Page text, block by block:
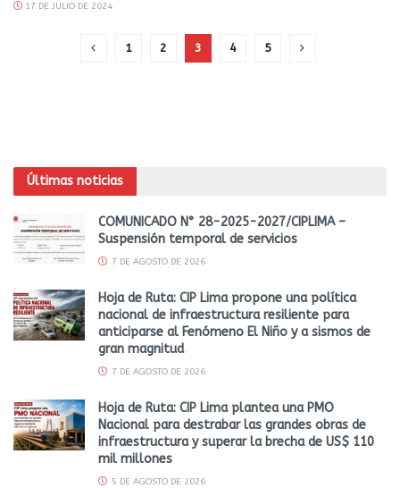
17 DE JULIO DE 2024
1 2 3 4 5
Últimas noticias
COMUNICADO N° 28-2025-2027/CIPLIMA –
Suspensión temporal de servicios
7 DE AGOSTO DE 2026
Hoja de Ruta: CIP Lima propone una política
nacional de infraestructura resiliente para
anticiparse al Fenómeno El Niño y a sismos de
gran magnitud
7 DE AGOSTO DE 2026
Hoja de Ruta: CIP Lima plantea una PMO
Nacional para destrabar las grandes obras de
infraestructura y superar la brecha de US$ 110
mil millones
5 DE AGOSTO DE 2026